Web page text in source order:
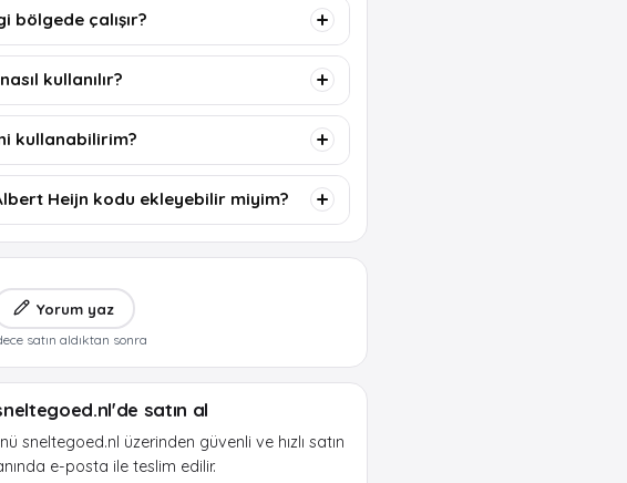
bölgede çalışır?
kullanılır?
kullanabilirim?
Heijn kodu ekleyebilir miyim?
Yorum yaz
satın aldıktan sonra
satın al
sneltegoed.nl üzerinden güvenli ve hızlı satın
e-posta ile teslim edilir.